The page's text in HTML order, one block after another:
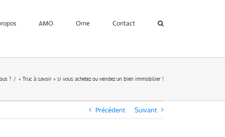
AMO Orne Contact
? « Truc à savoir » si vous achetez ou vendez un bien immobilier !
Précédent Suivant